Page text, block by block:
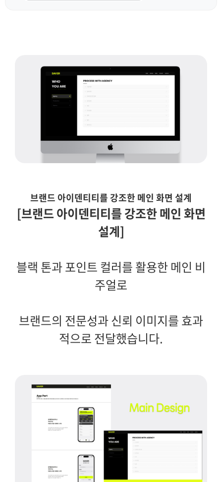
브랜드 아이덴티티를 강조한 메인 화면 설계
[브랜드 아이덴티티를 강조한 메인 화면
설계]
블랙 톤과 포인트 컬러를 활용한 메인 비
주얼로
브랜드의 전문성과 신뢰 이미지를 효과
적으로 전달했습니다.